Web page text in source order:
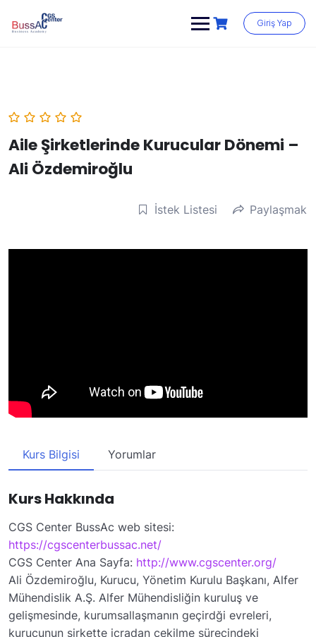
content
Giriş Yap
Aile Şirketlerinde Kurucular Dönemi –
Ali Özdemiroğlu
İstek Listesi Paylaşmak
Kurs Bilgisi Yorumlar
Kurs Hakkında
CGS Center BussAc web sitesi:
https://cgscenterbussac.net/
CGS Center Ana Sayfa: http://www.cgscenter.org/
Ali Özdemiroğlu, Kurucu, Yönetim Kurulu Başkanı, Alfer
Mühendislik A.Ş. Alfer Mühendisliğin kuruluş ve
gelişmesinde, kurumsallaşmanın geçirdği evreleri,
kurucunun şirkette icradan çekilme sürecindeki